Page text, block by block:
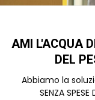
AMI L'ACQUA
DEL
Abbiamo la
SENZA